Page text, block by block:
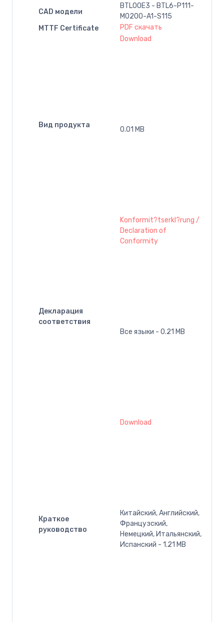
CAD модели
BTL00E3 - BTL6-P111-
M0200-A1-S115
MTTF Certificate
PDF скачать
Вид продукта
Download
0.01 MB
Декларация
соответствия
Konformit?tserkl?rung /
Declaration of
Conformity
Все языки - 0.21 MB
Краткое
руководство
Download
Китайский, Английский,
Французский,
Немецкий, Итальянский,
Испанский - 1.21 MB